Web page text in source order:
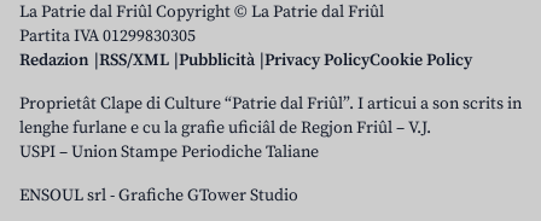
La Patrie dal Friûl Copyright © La Patrie dal Friûl
Partita IVA 01299830305
Redazion RSS/XML Pubblicità Privacy PolicyCookie Policy
Proprietât Clape di Culture “Patrie dal Friûl”. I articui a son scrits in
lenghe furlane e cu la grafie uficiâl de Regjon Friûl – V.J.
USPI – Union Stampe Periodiche Taliane
ENSOUL srl-Grafiche GTower Studio